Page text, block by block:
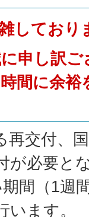
しており
申し訳
間に余裕
再交付、
が必要と
間（1週
ます。